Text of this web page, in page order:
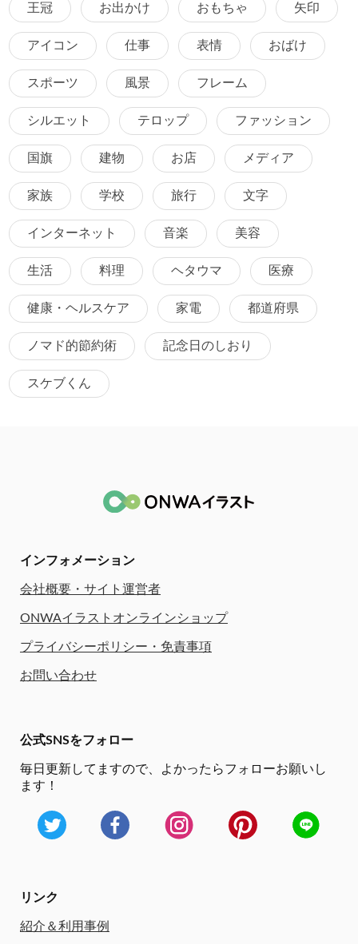
王冠 お出かけ おもちゃ 矢印
アイコン 仕事 表情 おばけ
スポーツ 風景 フレーム
シルエット テロップ ファッション
国旗 建物 お店 メディア
家族 学校 旅行 文字
インターネット 音楽 美容
生活 料理 ヘタウマ 医療
健康・ヘルスケア 家電 都道府県
ノマド的節約術 記念日のしおり
スケブくん
インフォメーション
会社概要・サイト運営者
ONWAイラストオンラインショップ
プライバシーポリシー・免責事項
お問い合わせ
公式SNSをフォロー
毎日更新してますので、
よかったらフォローお願いし
ます！
リンク
紹介＆利用事例